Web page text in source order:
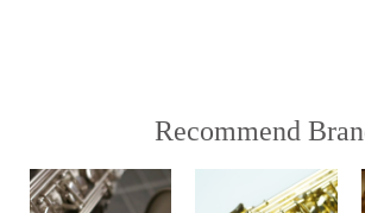
Recommend